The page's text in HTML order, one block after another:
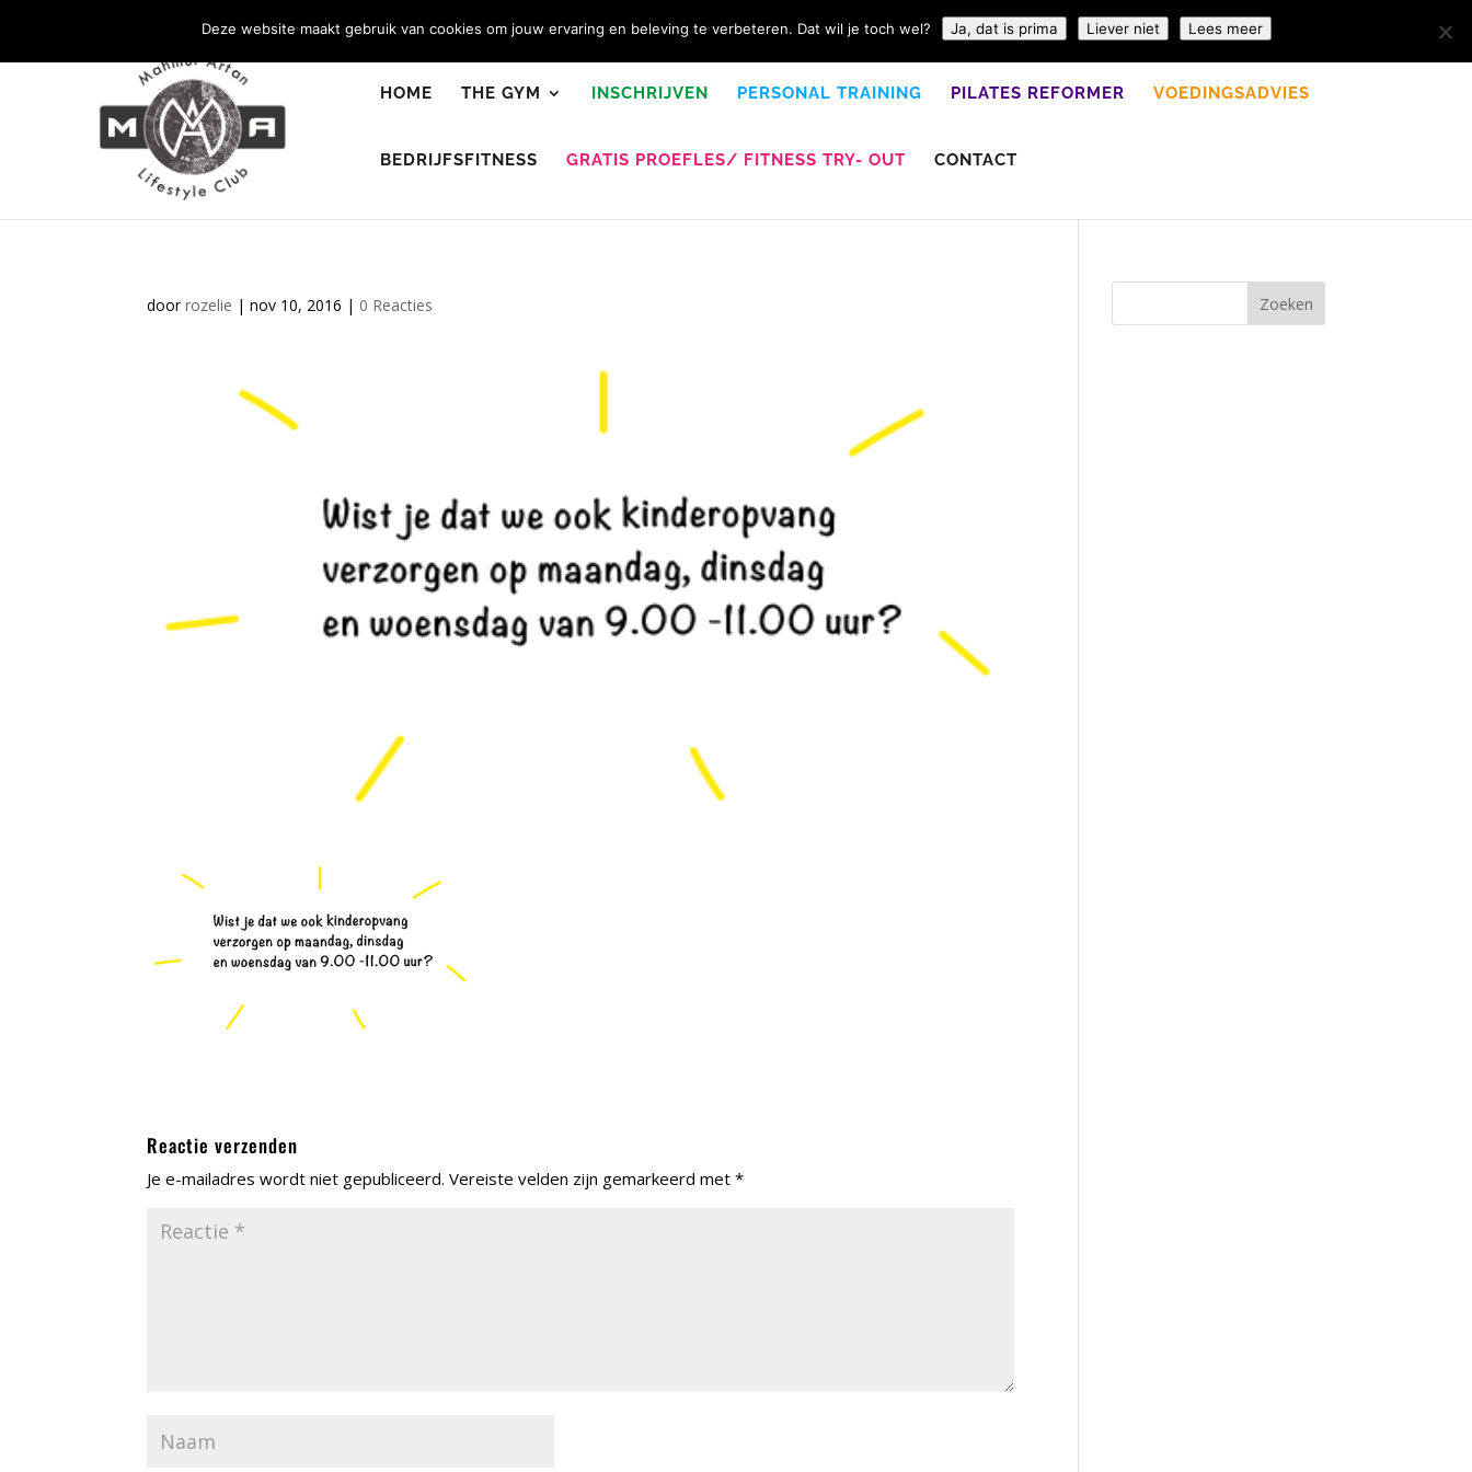
HOME THE GYM INSCHRIJVEN PERSONAL TRAINING PILATES REFORMER VOEDINGSADVIES
BEDRIJFSFITNESS GRATIS PROEFLES/ FITNESS TRY- OUT CONTACT
doorrozelie |nov 10, 2016 | 0 Reacties
Reactie verzenden
Je e-mailadres wordt niet gepubliceerd. Vereiste velden zijn gemarkeerd met*
Deze website maakt gebruik van cookies om jouw ervaring en beleving te verbeteren. Dat wil je toch wel? Ja, dat is prima Liever niet Lees meer